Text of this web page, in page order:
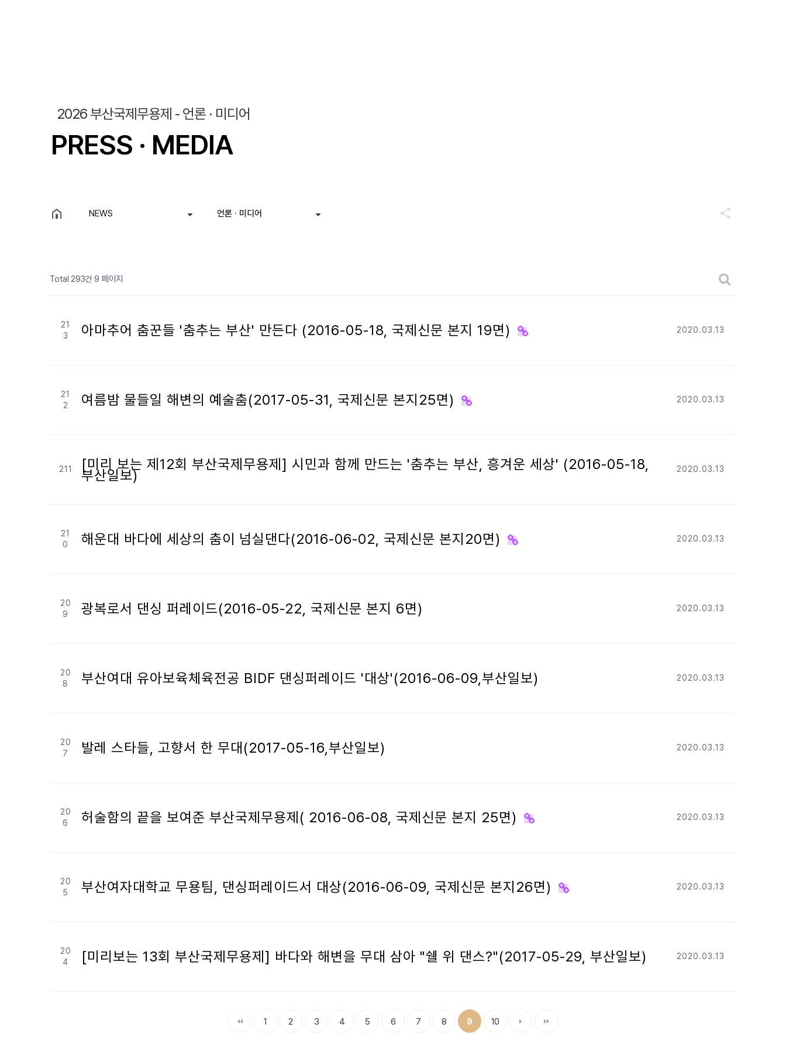
2026 부산국제무용제 - 언론 · 미디어
PRESS · MEDIA
NEWS 언론 · 미디어
Total 293건 9 페이지
21
3
아마추어 춤꾼들 '춤추는 부산' 만든다 (2016-05-18, 국제신문 본지 19면) 2020.03.13
21
2
여름밤 물들일 해변의 예술춤(2017-05-31, 국제신문 본지25면) 2020.03.13
211 [미리 보는 제12회 부산국제무용제] 시민과 함께 만드는 '춤추는 부산, 흥겨운 세상' (2016-05-18,
부산일보) 2020.03.13
21
0
해운대 바다에 세상의 춤이 넘실댄다(2016-06-02, 국제신문 본지20면) 2020.03.13
20
9
광복로서 댄싱 퍼레이드(2016-05-22, 국제신문 본지 6면) 2020.03.13
20
8
부산여대 유아보육체육전공 BIDF 댄싱퍼레이드 '대상'(2016-06-09,부산일보) 2020.03.13
20
7
발레 스타들, 고향서 한 무대(2017-05-16,부산일보) 2020.03.13
20
6
허술함의 끝을 보여준 부산국제무용제( 2016-06-08, 국제신문 본지 25면) 2020.03.13
20
5
부산여자대학교 무용팀, 댄싱퍼레이드서 대상(2016-06-09, 국제신문 본지26면) 2020.03.13
20
4
[미리보는 13회 부산국제무용제] 바다와 해변을 무대 삼아 "쉘 위 댄스?"(2017-05-29, 부산일보) 2020.03.13
1 2 3 4 5 6 7 8 9 10